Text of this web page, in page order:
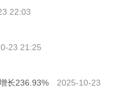
22:03
23 21:25
长236.93%
2025-10-23